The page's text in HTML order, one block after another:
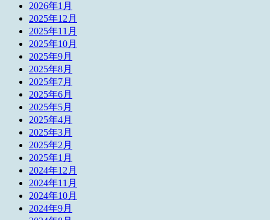
2026年1月
2025年12月
2025年11月
2025年10月
2025年9月
2025年8月
2025年7月
2025年6月
2025年5月
2025年4月
2025年3月
2025年2月
2025年1月
2024年12月
2024年11月
2024年10月
2024年9月